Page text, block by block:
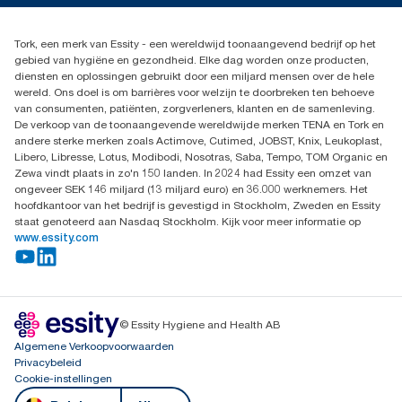
Dispenserklacht
02 766 05 30
Essity Belgium NV
Berkenlaan 8B
1831 MACHELEN
Tork, een merk van Essity - een wereldwijd toonaangevend bedrijf op het
gebied van hygiëne en gezondheid. Elke dag worden onze producten,
diensten en oplossingen gebruikt door een miljard mensen over de hele
wereld. Ons doel is om barrières voor welzijn te doorbreken ten behoeve
van consumenten, patiënten, zorgverleners, klanten en de samenleving.
De verkoop van de toonaangevende wereldwijde merken TENA en Tork en
andere sterke merken zoals Actimove, Cutimed, JOBST, Knix, Leukoplast,
Libero, Libresse, Lotus, Modibodi, Nosotras, Saba, Tempo, TOM Organic en
Zewa vindt plaats in zo'n 150 landen. In 2024 had Essity een omzet van
ongeveer SEK 146 miljard (13 miljard euro) en 36.000 werknemers. Het
hoofdkantoor van het bedrijf is gevestigd in Stockholm, Zweden en Essity
staat genoteerd aan Nasdaq Stockholm. Kijk voor meer informatie op
www.essity.com
© Essity Hygiene and Health AB
Algemene Verkoopvoorwaarden
Privacybeleid
Cookie-instellingen